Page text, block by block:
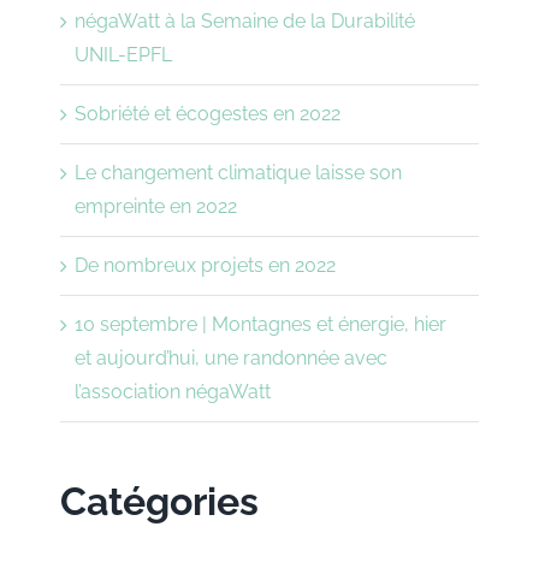
négaWatt à la Semaine de la Durabilité
UNIL-EPFL
Sobriété et écogestes en 2022
Le changement climatique laisse son
empreinte en 2022
De nombreux projets en 2022
10 septembre | Montagnes et énergie, hier
et aujourd’hui, une randonnée avec
l’association négaWatt
Catégories